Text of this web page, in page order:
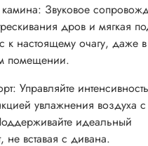
Звуковое
дров и мягкая
к настоящему очагу, даже
помещении.
Управляйте
увлажнения воздуха
идеальный
не вставая с дивана.